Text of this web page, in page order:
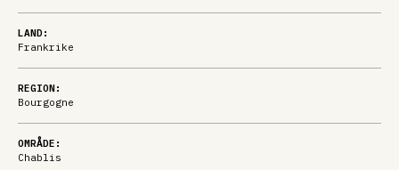
LAND:
Frankrike
REGION:
Bourgogne
OMRÅDE:
Chablis